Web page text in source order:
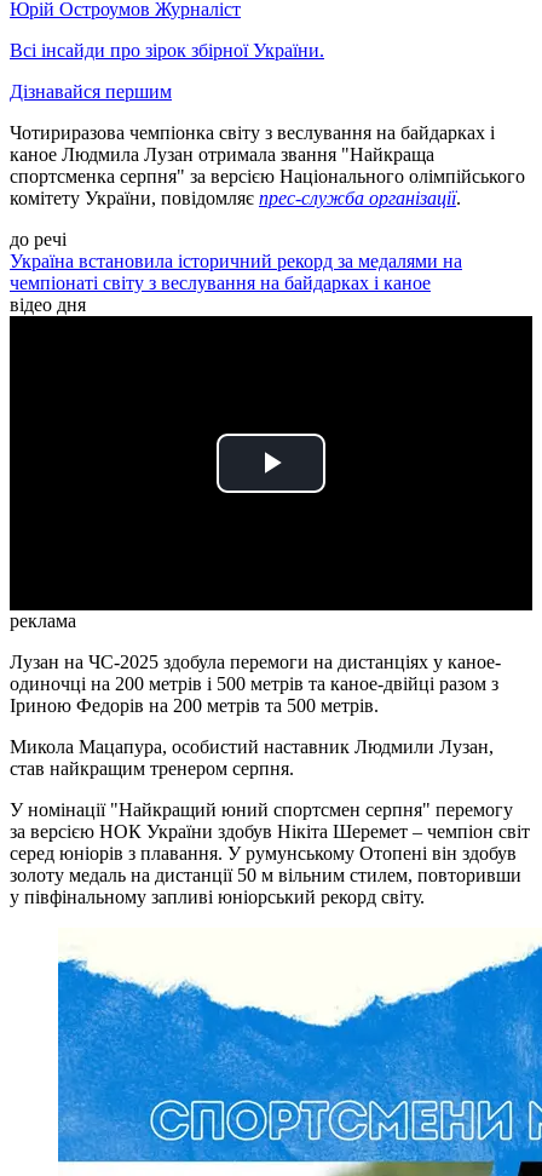
Юрій Остроумов Журналіст
Всі інсайди про зірок збірної України.
Дізнавайся першим
Чотириразова чемпіонка світу з веслування на байдарках і
каное Людмила Лузан отримала звання "Найкраща
спортсменка серпня" за версією Національного олімпійського
комітету України, повідомляє прес-служба організації.
до речі
Україна встановила історичний рекорд за медалями на
чемпіонаті світу з веслування на байдарках і каное
відео дня
Play
реклама
Лузан на ЧС-2025 здобула перемоги на дистанціях у каное-
одиночці на 200 метрів і 500 метрів та каное-двійці разом з
Іриною Федорів на 200 метрів та 500 метрів.
Микола Мацапура, особистий наставник Людмили Лузан,
став найкращим тренером серпня.
У номінації "Найкращий юний спортсмен серпня" перемогу
за версією НОК України здобув Нікіта Шеремет – чемпіон світ
серед юніорів з плавання. У румунському Отопені він здобув
золоту медаль на дистанції 50 м вільним стилем, повторивши
у півфінальному запливі юніорський рекорд світу.